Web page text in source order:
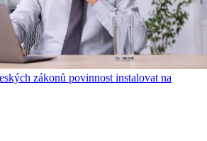
zákonů povinnost instalovat na